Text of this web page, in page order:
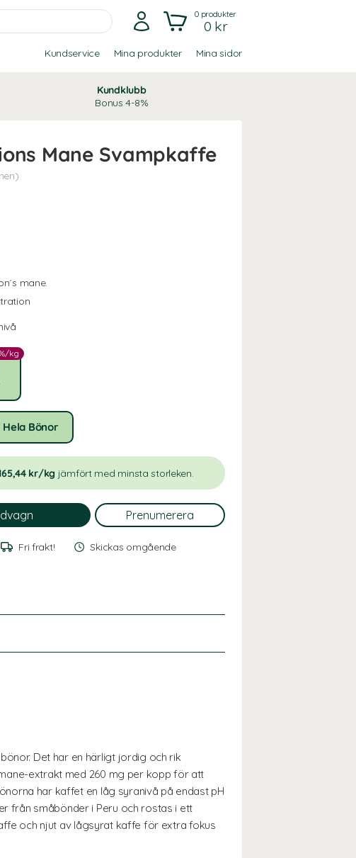
0produkter
0 kr
Kundservice Mina produkter Mina sidor
Kundklubb
Bonus 4-8%
Mane Svampkaffe
mane.
kg
Hela Bönor
kr/kg jämfört med minsta storleken.
Fri frakt! Skickas omgående
Det har en härligt jordig och rik
extrakt med 260 mg per kopp för att
har kaffet en låg syranivå på endast pH
från småbönder i Peru och rostas i ett
och njut av lågsyrat kaffe för extra fokus